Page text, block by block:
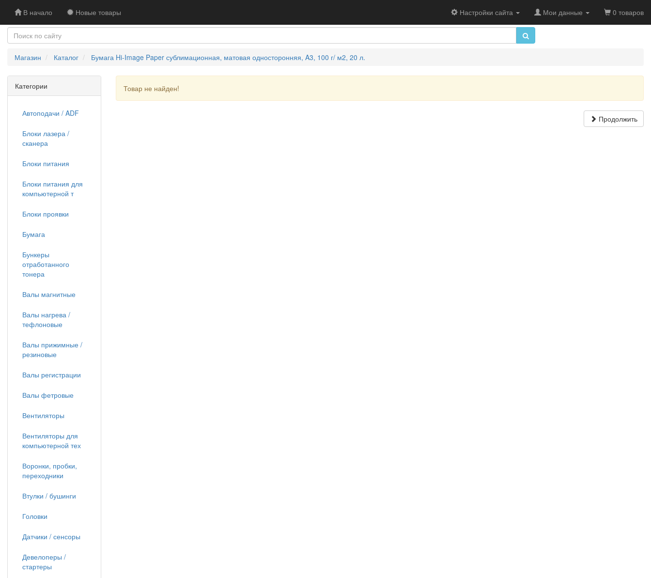
В начало Новые товары Настройки сайта Мои данные 0 товаров
Магазин Каталог Бумага Hi-Image Paper сублимационная, матовая односторонняя, A3, 100 г/ м2, 20 л.
Товар не найден!
Продолжить
Категории
Автоподачи / ADF
Блоки лазера /
сканера
Блоки питания
Блоки питания для
компьютерной т
Блоки проявки
Бумага
Бункеры
отработанного
тонера
Валы магнитные
Валы нагрева /
тефлоновые
Валы прижимные /
резиновые
Валы регистрации
Валы фетровые
Вентиляторы
Вентиляторы для
компьютерной тех
Воронки, пробки,
переходники
Втулки / бушинги
Головки
Датчики / сенсоры
Девелоперы /
стартеры